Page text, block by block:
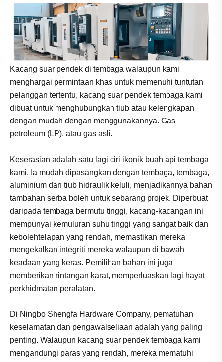
Kacang suar pendek di tembaga walaupun kami
menghargai permintaan khas untuk memenuhi tuntutan
pelanggan tertentu, kacang suar pendek tembaga kami
dibuat untuk menghubungkan tiub atau kelengkapan
dengan mudah dengan menggunakannya. Gas
petroleum (LP), atau gas asli.
Keserasian adalah satu lagi ciri ikonik buah api tembaga
kami. Ia mudah dipasangkan dengan tembaga, tembaga,
aluminium dan tiub hidraulik keluli, menjadikannya bahan
tambahan serba boleh untuk sebarang projek. Diperbuat
daripada tembaga bermutu tinggi, kacang-kacangan ini
mempunyai kemuluran suhu tinggi yang sangat baik dan
kebolehtelapan yang rendah, memastikan mereka
mengekalkan integriti mereka walaupun di bawah
keadaan yang keras. Pemilihan bahan ini juga
memberikan rintangan karat, memperluaskan lagi hayat
perkhidmatan peralatan.
Di Ningbo Shengfa Hardware Company, pematuhan
keselamatan dan pengawalseliaan adalah yang paling
penting. Walaupun kacang suar pendek tembaga kami
mengandungi paras yang rendah, mereka mematuhi